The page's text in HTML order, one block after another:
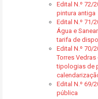
Edital N.º 72/
pintura antiga
Edital N.º 71/
Água e
tarifa de
Edital N.º 70/
Torres Vedras
tipologias de
Edital N.º 69/
pública